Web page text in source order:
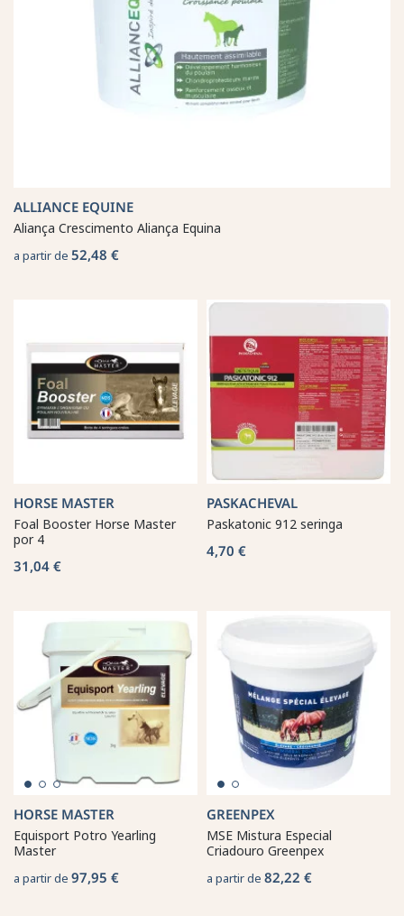
ALLIANCE EQUINE
Aliança Crescimento Aliança Equina
a partir de 52,48 €
HORSE MASTER
Foal Booster Horse Master
por 4
31,04 €
PASKACHEVAL
Paskatonic 912 seringa
4,70 €
HORSE MASTER
Equisport Potro Yearling
Master
a partir de 97,95 €
GREENPEX
MSE Mistura Especial
Criadouro Greenpex
a partir de 82,22 €